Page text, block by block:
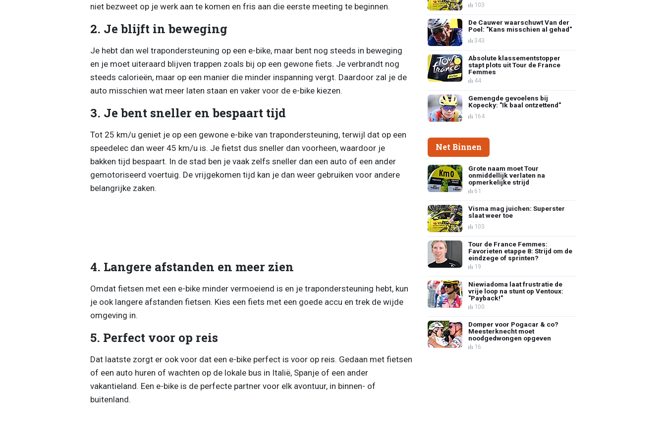
niet bezweet op je werk aan te komen en fris aan die eerste meeting te beginnen.
2. Je blijft in beweging
Je hebt dan wel trapondersteuning op een e-bike, maar bent nog steeds in beweging
en je moet uiteraard blijven trappen zoals bij op een gewone fiets. Je verbrandt nog
steeds calorieën, maar op een manier die minder inspanning vergt. Daardoor zal je de
auto misschien wat meer laten staan en vaker voor de e-bike kiezen.
3. Je bent sneller en bespaart tijd
Tot 25 km/u geniet je op een gewone e-bike van trapondersteuning, terwijl dat op een
speedelec dan weer 45 km/u is. Je fietst dus sneller dan voorheen, waardoor je
bakken tijd bespaart. In de stad ben je vaak zelfs sneller dan een auto of een ander
gemotoriseerd voertuig. De vrijgekomen tijd kan je dan weer gebruiken voor andere
belangrijke zaken.
4. Langere afstanden en meer zien
Omdat fietsen met een e-bike minder vermoeiend is en je trapondersteuning hebt, kun
je ook langere afstanden fietsen. Kies een fiets met een goede accu en trek de wijde
omgeving in.
5. Perfect voor op reis
Dat laatste zorgt er ook voor dat een e-bike perfect is voor op reis. Gedaan met fietsen
of een auto huren of wachten op de lokale bus in Italië, Spanje of een ander
vakantieland. Een e-bike is de perfecte partner voor elk avontuur, in binnen- of
buitenland.
103
De Cauwer waarschuwt Van der
Poel: "Kans misschien al gehad"
343
Absolute klassementstopper
stapt plots uit Tour de France
Femmes
44
Gemengde gevoelens bij
Kopecky: "Ik baal ontzettend"
164
Net Binnen
Grote naam moet Tour
onmiddellijk verlaten na
opmerkelijke strijd
61
Visma mag juichen: Superster
slaat weer toe
103
Tour de France Femmes:
Favorieten etappe 8: Strijd om de
eindzege of sprinten?
19
Niewiadoma laat frustratie de
vrije loop na stunt op Ventoux:
"Payback!"
100
Domper voor Pogacar & co?
Meesterknecht moet
noodgedwongen opgeven
16